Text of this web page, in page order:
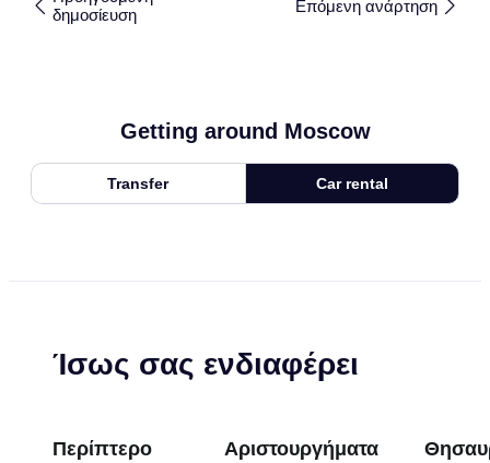
δημοσίευση
Επόμενη ανάρτηση
Getting around Moscow
Transfer Car rental
Ίσως σας ενδιαφέρει
Περίπτερο
Αριστουργήματα